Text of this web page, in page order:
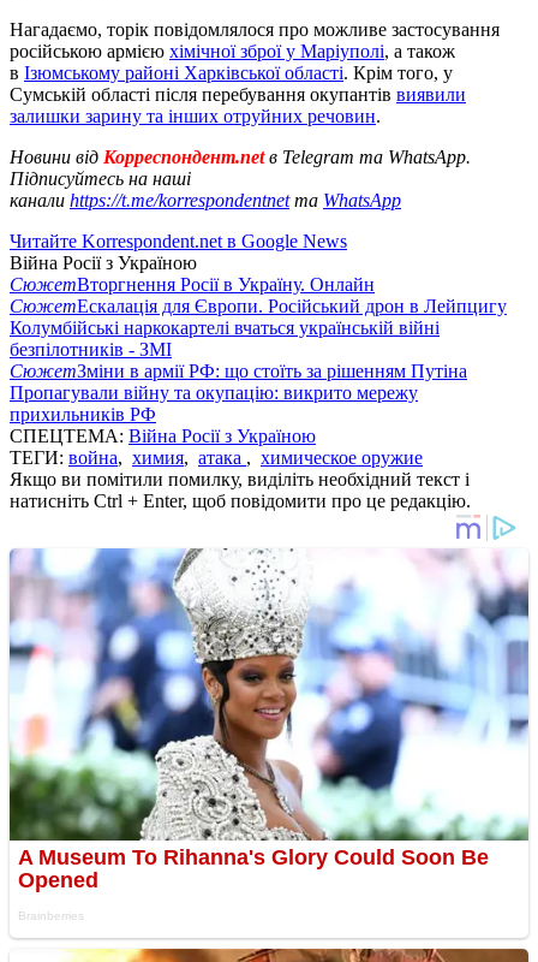
Нагадаємо, торік повідомлялося про можливе застосування
російською армією хімічної зброї у Маріуполі, а також
в Ізюмському районі Харківської області. Крім того, у
Сумській області після перебування окупантів виявили
залишки зарину та інших отруйних речовин.
Новини від Корреспондент.netв Telegram та WhatsApp.
Підписуйтесь на наші
канали https://t.me/korrespondentnetта WhatsApp
Читайте Korrespondent.net в Google News
Війна Росії з Україною
СюжетВторгнення Росії в Україну. Онлайн
СюжетЕскалація для Європи. Російський дрон в Лейпцигу
Колумбійські наркокартелі вчаться українській війні
безпілотників - ЗМІ
СюжетЗміни в армії РФ: що стоїть за рішенням Путіна
Пропагували війну та окупацію: викрито мережу
прихильників РФ
СПЕЦТЕМА: Війна Росії з Україною
ТЕГИ: война, химия, атака , химическое оружие
Якщо ви помітили помилку, виділіть необхідний текст і
натисніть Ctrl + Enter, щоб повідомити про це редакцію.